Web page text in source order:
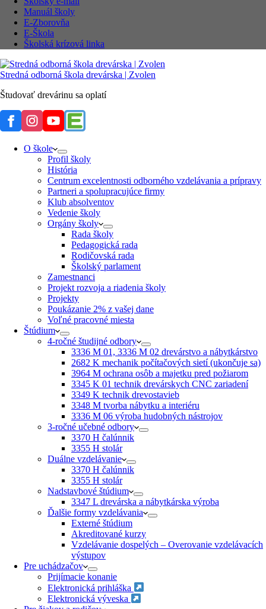
Manuál školy
E-Zborovňa
E-Škola
Školská krízová linka
Stredná odborná škola drevárska | Zvolen
Študovať drevárinu sa oplatí
O škole
Profil školy
História
Centrum excelentnosti odborného vzdelávania a prípravy
Partneri a spolupracujúce firmy
Klub absolventov
Vedenie školy
Orgány školy
Rada školy
Pedagogická rada
Rodičovská rada
Školský parlament
Zamestnanci
Projekt rozvoja a riadenia školy
Projekty
Poukázanie 2% z vašej dane
Voľné pracovné miesta
Štúdium
4-ročné študijné odbory
3336 M 01, 3336 M 02 drevárstvo a nábytkárstvo
2682 K mechanik počítačových sietí (ukončuje sa)
3964 M ochrana osôb a majetku pred požiarom
3345 K 01 technik drevárskych CNC zariadení
3349 K technik drevostavieb
3348 M tvorba nábytku a interiéru
3336 M 06 výroba hudobných nástrojov
3-ročné učebné odbory
3370 H čalúnnik
3355 H stolár
Duálne vzdelávanie
3370 H čalúnnik
3355 H stolár
Nadstavbové štúdium
3347 L drevárska a nábytkárska výroba
Ďalšie formy vzdelávania
Externé štúdium
Akreditované kurzy​
Vzdelávanie dospelých – Overovanie vzdelávacích
výstupov
Pre uchádzačov
Prijímacie konanie
Elektronická prihláška
Elektronická výveska